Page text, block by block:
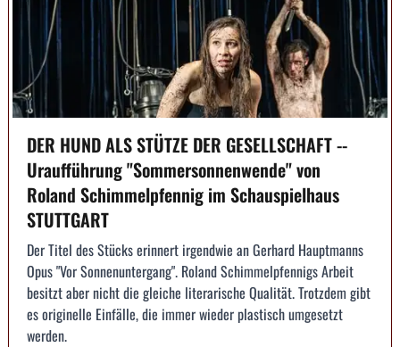
DER HUND ALS STÜTZE DER GESELLSCHAFT --
Uraufführung "Sommersonnenwende" von
Roland Schimmelpfennig im Schauspielhaus
STUTTGART
Der Titel des Stücks erinnert irgendwie an Gerhard Hauptmanns
Opus "Vor Sonnenuntergang". Roland Schimmelpfennigs Arbeit
besitzt aber nicht die gleiche literarische Qualität. Trotzdem gibt
es originelle Einfälle, die immer wieder plastisch umgesetzt
werden.